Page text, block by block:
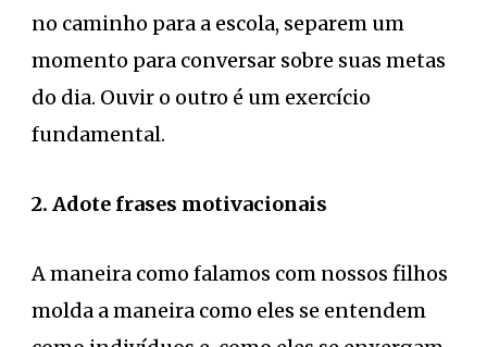
no caminho para a escola, separem um
momento para conversar sobre suas metas
do dia. Ouvir o outro é um exercício
fundamental.
2. Adote frases motivacionais
A maneira como falamos com nossos filhos
molda a maneira como eles se entendem